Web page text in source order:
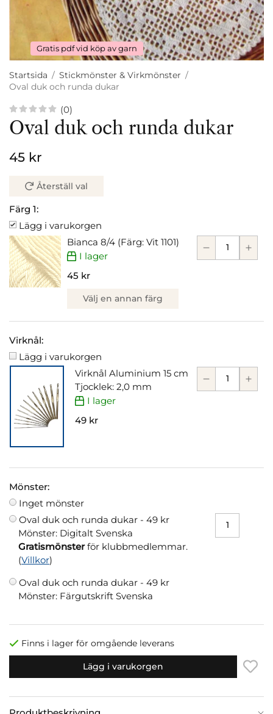
Gratis pdf vid köp av garn
Startsida / Stickmönster & Virkmönster /
Oval duk och runda dukar
(0)
Oval duk och runda dukar
45 kr
Återställ val
Färg 1:
Lägg i varukorgen
Bianca 8/4 (Färg: Vit 1101)
I lager
45 kr
Välj en annan färg
Virknål:
Lägg i varukorgen
Virknål Aluminium 15 cm
Tjocklek: 2,0 mm
I lager
49 kr
Mönster:
Inget mönster
Oval duk och runda dukar - 49 kr
Mönster: Digitalt Svenska
Gratismönsterför klubbmedlemmar.
(Villkor)
Oval duk och runda dukar - 49 kr
Mönster: Färgutskrift Svenska
Finns i lager för omgående leverans
Lägg i varukorgen